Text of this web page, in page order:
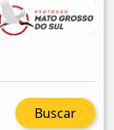
Buscar